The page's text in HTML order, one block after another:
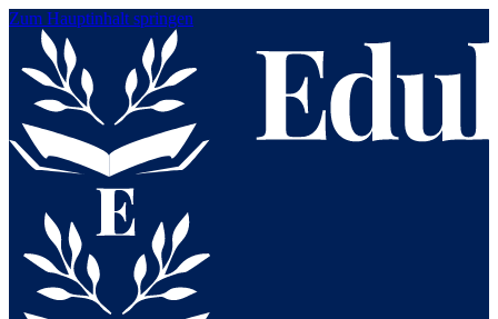
Zum Hauptinhalt springen